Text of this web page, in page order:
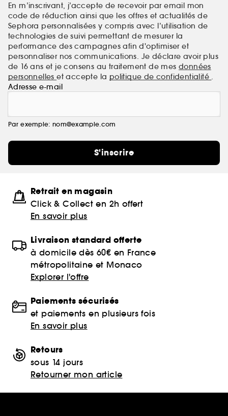
En m’inscrivant, j’accepte de recevoir par email mon
code de réduction ainsi que les offres et actualités de
Sephora personnalisées y compris avec l’utilisation de
technologies de suivi permettant de mesurer la
performance des campagnes afin d'optimiser et
personnaliser nos communications. Je déclare avoir plus
de 16 ans et je consens au traitement de mes données
personnelleset accepte la politique de confidentialité .
Adresse e-mail
Par exemple: nom@example.com
S'inscrire
Retrait en magasin
Click & Collect en 2h offert
En savoir plus
Livraison standard offerte
à domicile dès 60€ en France
métropolitaine et Monaco
Explorer l'offre
Paiements sécurisés
et paiements en plusieurs fois
En savoir plus
Retours
sous 14 jours
Retourner mon article